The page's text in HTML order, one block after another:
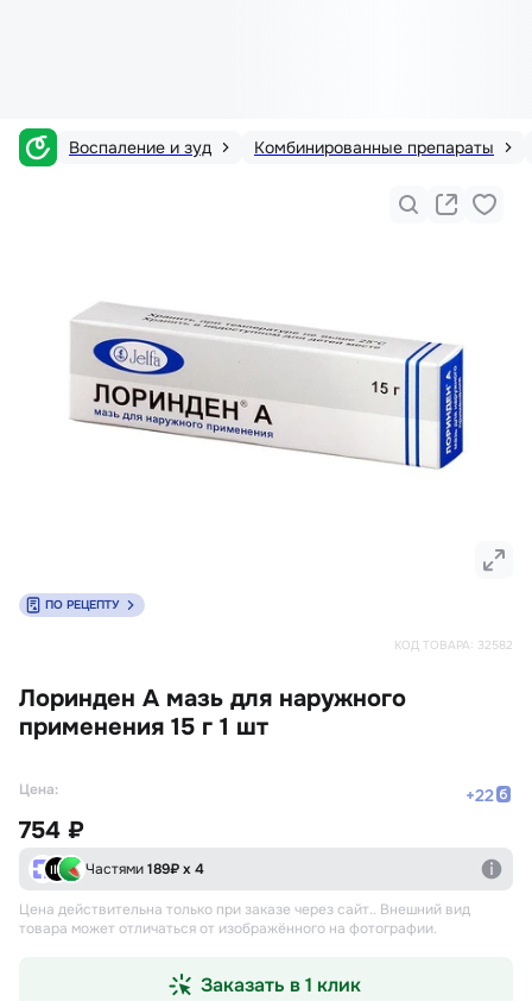
Воспаление и зуд Комбинированные препараты
КОД ТОВАРА: 32582
Лоринден А мазь для наружного
применения 15 г 1 шт
ПО РЕЦЕПТУ
Цена: +22
754 ₽
Частями189₽ х 4
Цена действительна только при заказе через сайт.. Внешний вид
товара может отличаться от изображённого на фотографии.
Заказать в 1 клик